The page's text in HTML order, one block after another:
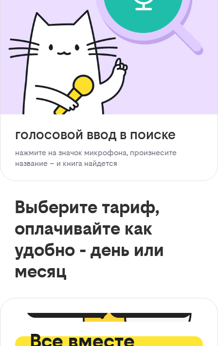
голосовой ввод в поиске
нажмите на значок микрофона, произнесите
название – и книга найдется
Выберите тариф,
оплачивайте как
удобно - день или
месяц
Все вместе